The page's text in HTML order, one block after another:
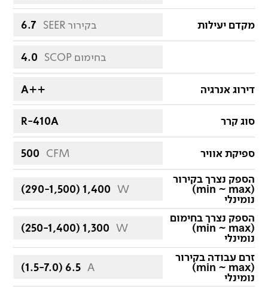
מקדם יעילות 6.7 SEER בקירור
4.0 SCOP בחימום
דירוג אנרגיה A++
סוג קרר R-410A
ספיקת אוויר 500 CFM
הספק נצרך בקירור
(min ~ max)
נומינלי
(290-1,500) 1,400 W
הספק נצרך בחימום
(min ~ max)
נומינלי
(250-1,400) 1,300 W
זרם עבודה בקירור
(min ~ max)
נומינלי
(1.5-7.0) 6.5 A